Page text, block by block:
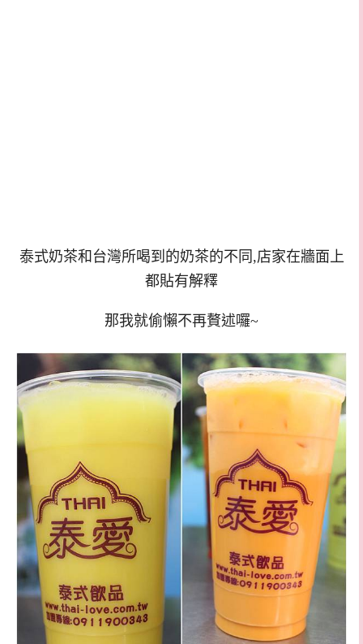
泰式奶茶和台灣所喝到的奶茶的不同,店家在牆面上
都貼有解釋
那我就偷懶不再贅述囉~